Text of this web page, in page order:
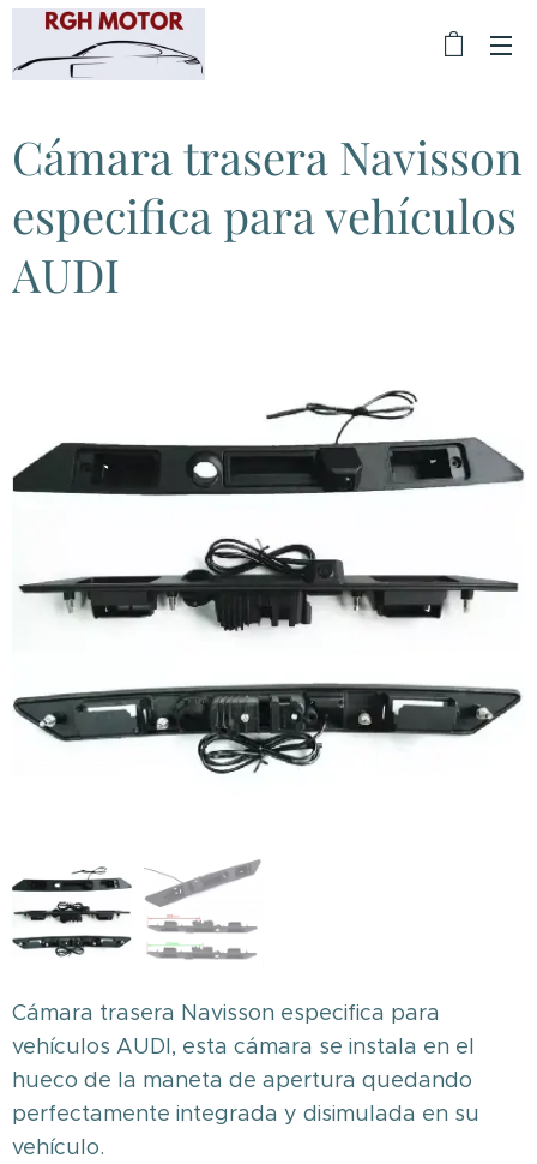
Cámara trasera Navisson
especifica para vehículos
AUDI
Cámara trasera Navisson especifica para
vehículos AUDI, esta cámara se instala en el
hueco de la maneta de apertura quedando
perfectamente integrada y disimulada en su
vehículo.